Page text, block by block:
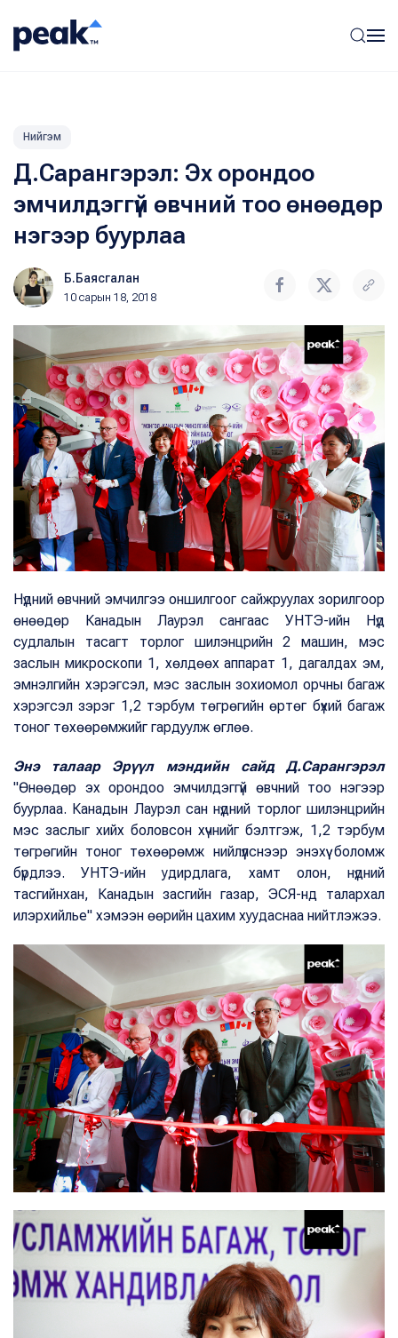
Нийгэм
Д.Сарангэрэл: Эх орондоо
эмчилдэггүй өвчний тоо өнөөдөр
нэгээр буурлаа
Б.Баясгалан
10 сарын 18, 2018
Нүдний өвчний эмчилгээ оншилгоог сайжруулах зорилгоор
өнөөдөр Канадын Лаурэл сангаас УНТЭ-ийн Нүд
судлалын тасагт торлог шилэнцрийн 2 машин, мэс
заслын микроскопи 1, хөлдөөх аппарат 1, дагалдах эм,
эмнэлгийн хэрэгсэл, мэс заслын зохиомол орчны багаж
хэрэгсэл зэрэг 1,2 тэрбум төгрөгийн өртөг бүхий багаж
тоног төхөөрөмжийг гардуулж өглөө.
Энэ талаар Эрүүл мэндийн сайд Д.Сарангэрэл
"Өнөөдөр эх орондоо эмчилдэггүй өвчний тоо нэгээр
буурлаа. Канадын Лаурэл сан нүдний торлог шилэнцрийн
мэс заслыг хийх боловсон хүчнийг бэлтгэж, 1,2 тэрбум
төгрөгийн тоног төхөөрөмж нийлүүлснээр энэхүү боломж
бүрдлээ. УНТЭ-ийн удирдлага, хамт олон, нүдний
тасгийнхан, Канадын засгийн газар, ЭСЯ-нд талархал
илэрхийлье" хэмээн өөрийн цахим хуудаснаа нийтлэжээ.